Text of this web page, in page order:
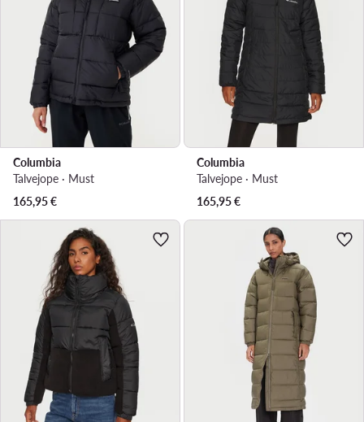
Columbia
Talvejope · Must
165,95€
Columbia
Talvejope · Must
165,95€